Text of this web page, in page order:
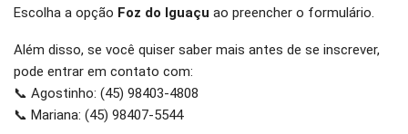
Escolha a opção Foz do Iguaçu ao preencher o formulário.
Além disso, se você quiser saber mais antes de se inscrever,
pode entrar em contato com:
📞 Agostinho: (45) 98403-4808
📞 Mariana: (45) 98407-5544